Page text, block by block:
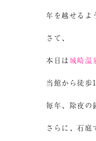
年を越せるよ
さて、
本日は城崎温
当館から徒歩
毎年、除夜の
さらに、石庭